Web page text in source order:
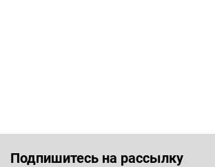
Подпишитесь на рассылку